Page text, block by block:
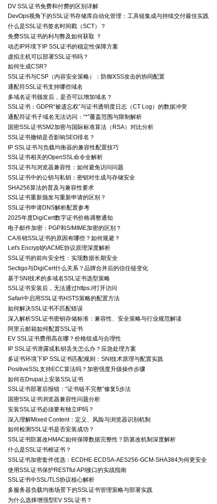
DV SSL证书免费和付费的区别详解
DevOps视角下的SSL证书存储库自动化管理：工具链集成与持续交付最佳实践
什么是SSL证书签名时间戳（SCT）？
免费SSL证书的利与弊及如何获取 ？
动态IP环境下IP SSL证书的稳定性保障方案
虚拟主机可以部署SSL证书吗？
如何生成CSR?
SSL证书与CSP（内容安全策略）：防御XSS攻击的协同配置
通配符SSL证书支持哪些域名
多域名证书颁发后，是否可以增加域名？
SSL证书：GDPR“被遗忘权”与证书透明度日志（CT Log）的数据冲突
通配符证书子域名无法访问：“*”覆盖范围与限制解析
国密SSL证书SM2加密与国际标准算法（RSA）对比分析
SSL证书撤销是否影响SEO排名？
IP SSL证书与负载均衡器的兼容性配置技巧
SSL证书相关的OpenSSL命令全解析
SSL证书与浏览器兼容性：如何避免访问问题
SSL证书中的公钥与私钥：密钥对生成与存储安全
SHA256算法的普及与兼容性要求
SSL证书重新颁发与重新申请的区别？
SSL证书申请DNS解析配置参考
2025年度DigiCert数字证书价格调整通知
电子邮件加密：PGP和S/MIME加密的区别？
CA吊销SSL证书的原因有哪些？如何规避？
Let's Encrypt的ACME协议原理深度解析
SSL证书的前向安全性：实现数据长期安全
Sectigo与DigiCert什么关系？品牌合并后的信任链变化
基于SNI技术的多域名SSL证书选型策略
SSL证书安装后，无法通过https://打开访问
Safari中启用SSL证书HSTS策略的配置方法
如何解决SSL证书不匹配错误
深入解析SSL证书密钥存储标准：兼容性、安全策略与行业规范解读
阿里云邮箱如何配置SSL证书
EV SSL证书费用高在哪？价格组成与合理性
IP SSL证书泄露或私钥丢失怎么办？应急处理方案
多证书环境下IP SSL证书匹配规则：SNI技术原理与配置实践
PositiveSSL支持ECC算法吗？加密强度升级操作步骤
如何在Drupal上安装SSL证书
SSL证书部署后报错：“证书链不完整”修复5步法
国密SSL证书浏览器兼容性问题分析
安装SSL证书必须要有独立IP吗？
深入理解Mixed Content：定义、风险与浏览器识别机制
如何检测SSL证书是否安装成功？
SSL证书防篡改HMAC如何保障数据完整性？防篡改机制深度解析
什么是SSL证书根证书？
SSL证书加密套件优选：ECDHE-ECDSA-AES256-GCM-SHA384为何更安全
使用SSL证书保护RESTful API接口的实战指南
SSL证书中SSL/TLS协议核心解析
多服务器负载均衡场景下的SSL证书管理策略与部署实践
为什么选择增强型EV SSL证书？